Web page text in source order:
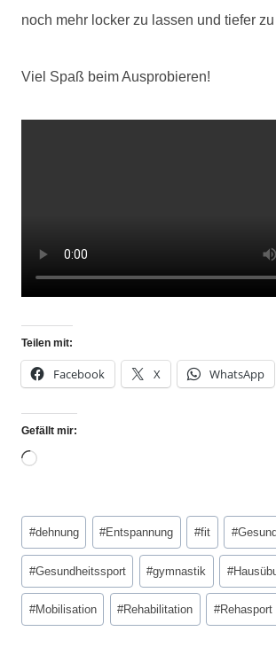
noch mehr locker zu lassen und tiefer
Viel Spaß beim Ausprobieren!
Teilen mit:
Facebook X WhatsApp
Gefällt mir:
#dehnung #Entspannung #fit #
#Gesundheitssport #gymnastik #
#Mobilisation #Rehabilitation #Rehasport